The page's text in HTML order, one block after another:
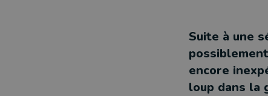
Suite à une
encore
loup dans la